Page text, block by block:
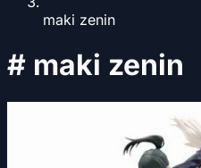
maki zenin
# maki zenin